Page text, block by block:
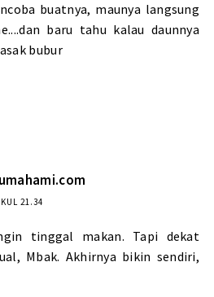
buatnya, maunya langsung
baru tahu kalau daunnya
bubur
21.34
tinggal makan. Tapi dekat
Mbak. Akhirnya bikin sendiri,